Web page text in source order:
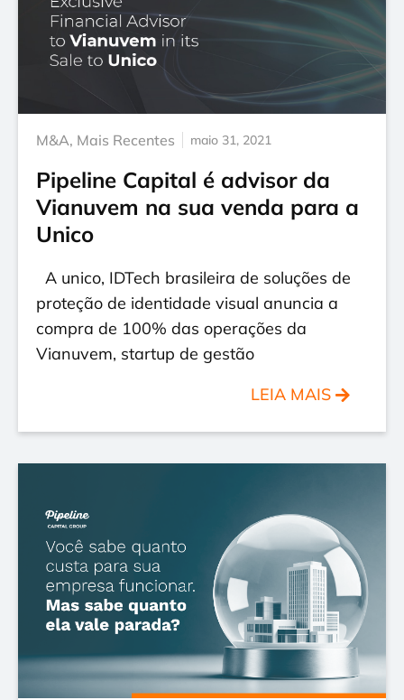
M&A, Mais Recentes maio 31, 2021
Pipeline Capital é advisor da
Vianuvem na sua venda para a
Unico
A unico, IDTech brasileira de soluções de
proteção de identidade visual anuncia a
compra de 100% das operações da
Vianuvem, startup de gestão
LEIA MAIS